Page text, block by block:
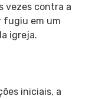
vezes contra a
fugiu em um
igreja.
iniciais, a